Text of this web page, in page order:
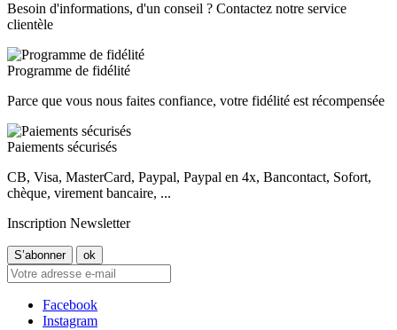
Besoin d'informations, d'un conseil ? Contactez notre service
clientèle
Programme de fidélité
Parce que vous nous faites confiance, votre fidélité est récompensée
Paiements sécurisés
CB, Visa, MasterCard, Paypal, Paypal en 4x, Bancontact, Sofort,
chèque, virement bancaire, ...
Inscription Newsletter
Facebook
Instagram